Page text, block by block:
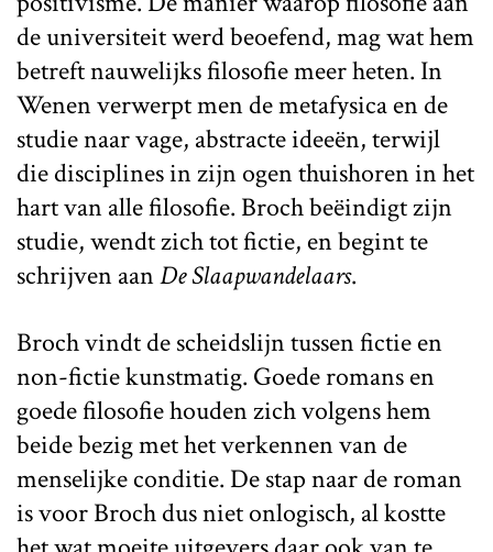
de universiteit werd beoefend, mag wat hem
betreft nauwelijks filosofie meer heten. In
Wenen verwerpt men de metafysica en de
studie naar vage, abstracte ideeën, terwijl
die disciplines in zijn ogen thuishoren in het
hart van alle filosofie. Broch beëindigt zijn
studie, wendt zich tot fictie, en begint te
schrijven aanDe Slaapwandelaars.
Broch vindt de scheidslijn tussen fictie en
non-fictie kunstmatig. Goede romans en
goede filosofie houden zich volgens hem
beide bezig met het verkennen van de
menselijke conditie. De stap naar de roman
is voor Broch dus niet onlogisch, al kostte